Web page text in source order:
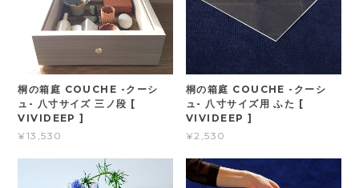
桐の箱庭 COUCHE -クーシ
ュ- 八寸サイズ 三ノ段 [
VIVIDEEP ]
¥13,530
桐の箱庭 COUCHE -クーシ
ュ- 八寸サイズ用 ふた [
VIVIDEEP ]
¥2,530